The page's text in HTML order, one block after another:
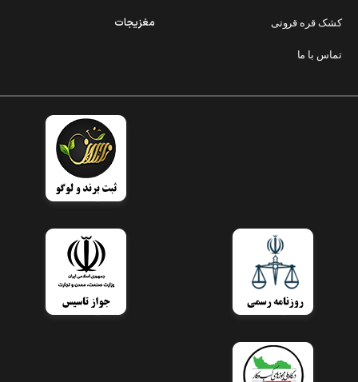
کشک قره قروتی
تماس با ما
مغزیجات